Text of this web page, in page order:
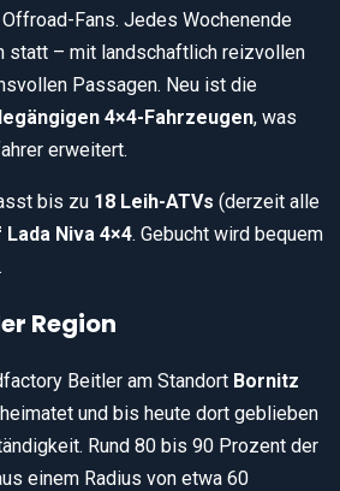
Fans. Jedes Wochenende
statt – mit landschaftlich reizvollen
Passagen. Neu ist die
4×4-Fahrzeugen, was
erweitert.
bis zu 18 Leih-ATVs (derzeit alle
Niva 4×4. Gebucht wird bequem
Region
Beitler am Standort Bornitz
und bis heute dort geblieben
Rund 80 bis 90 Prozent der
einem Radius von etwa 60